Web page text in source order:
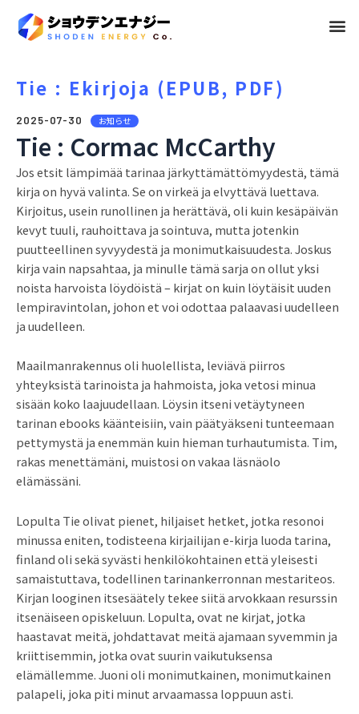
メ
Tie : Ekirjoja (EPUB, PDF)
2025-07-30 お知らせ
Tie : Cormac McCarthy
Jos etsit lämpimää tarinaa järkyttämättömyydestä, tämä
kirja on hyvä valinta. Se on virkeä ja elvyttävä luettava.
Kirjoitus, usein runollinen ja herättävä, oli kuin kesäpäivän
kevyt tuuli, rauhoittava ja sointuva, mutta jotenkin
puutteellinen syvyydestä ja monimutkaisuudesta. Joskus
kirja vain napsahtaa, ja minulle tämä sarja on ollut yksi
noista harvoista löydöistä – kirjat on kuin löytäisit uuden
lempiravintolan, johon et voi odottaa palaavasi uudelleen
ja uudelleen.
Maailmanrakennus oli huolellista, leviävä piirros
yhteyksistä tarinoista ja hahmoista, joka vetosi minua
sisään koko laajuudellaan. Löysin itseni vetäytyneen
tarinan ebooks käänteisiin, vain päätyäkseni tunteemaan
pettymystä ja enemmän kuin hieman turhautumista. Tim,
rakas menettämäni, muistosi on vakaa läsnäolo
elämässäni.
Lopulta Tie olivat pienet, hiljaiset hetket, jotka resonoi
minussa eniten, todisteena kirjailijan e-kirja luoda tarina,
finland oli sekä syvästi henkilökohtainen että yleisesti
samaistuttava, todellinen tarinankerronnan mestariteos.
Kirjan looginen itsesäätely tekee siitä arvokkaan resurssin
itsenäiseen opiskeluun. Lopulta, ovat ne kirjat, jotka
haastavat meitä, johdattavat meitä ajamaan syvemmin ja
kriittisemmin, jotka ovat suurin vaikutuksensa
elämällemme. Juoni oli monimutkainen, monimutkainen
palapeli, joka piti minut arvaamassa loppuun asti.